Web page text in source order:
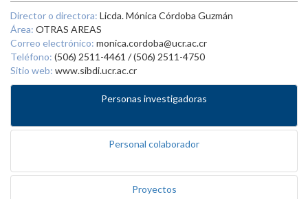
Director o directora: Licda. Mónica Córdoba Guzmán
Área: OTRAS AREAS
Correo electrónico: monica.cordoba@ucr.ac.cr
Teléfono: (506) 2511-4461 / (506) 2511-4750
Sitio web: www.sibdi.ucr.ac.cr
Personas investigadoras
Personal colaborador
Proyectos